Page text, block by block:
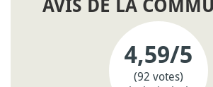
AVIS DE LA
4,59/5
(92 votes)